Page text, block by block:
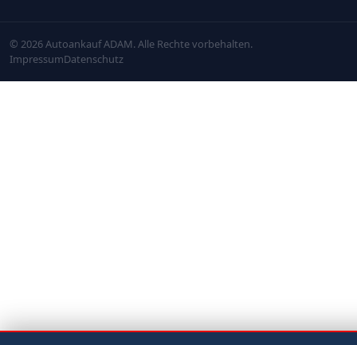
© 2026 Autoankauf ADAM. Alle Rechte vorbehalten.
ImpressumDatenschutz